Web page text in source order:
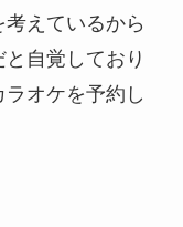
えているから
自覚しており
オケを予約し